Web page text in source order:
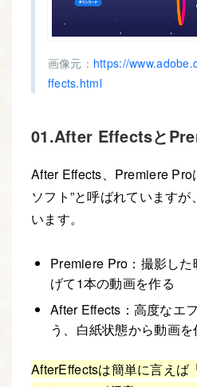
画像元： https://
ffects.html
01.After Effectsと
After Effects、Premiere Pro
ソフト”と呼ばれています
います。
Premiere Pro：撮影し
げて1本の動画を作る
After Effects：高度なエ
う、白紙状態から動画を
AfterEffectsは簡単に言えば